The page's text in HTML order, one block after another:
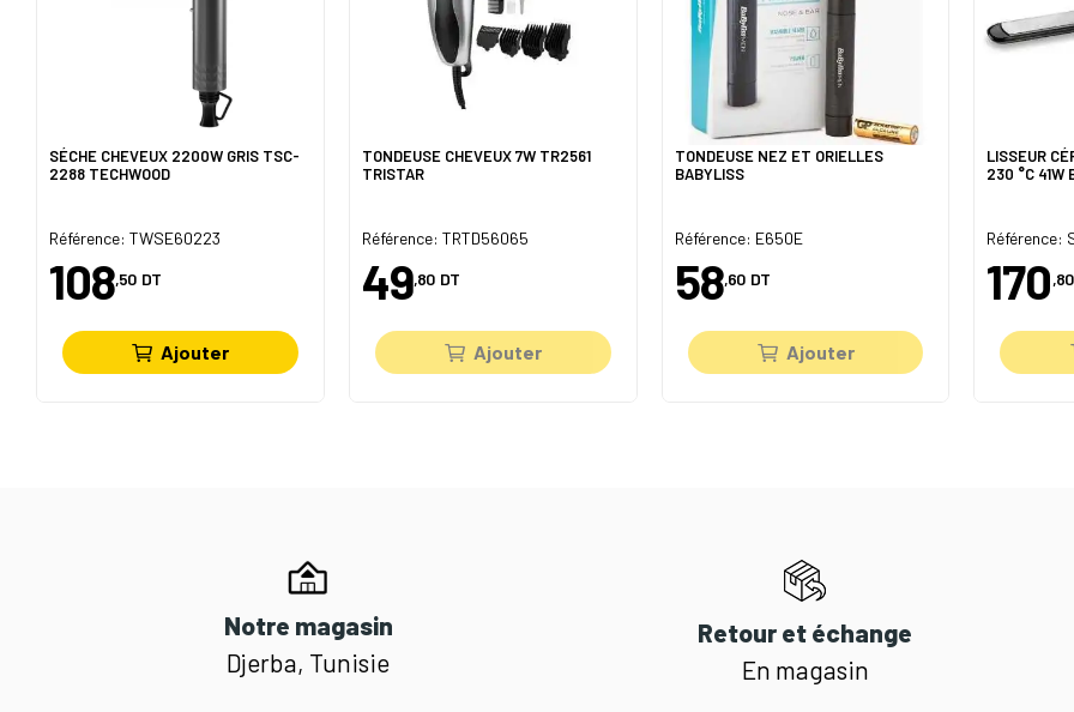
SÉCHE CHEVEUX 2200W GRIS TSC-
2288 TECHWOOD
Référence: TWSE60223
108,50 DT
Ajouter
TONDEUSE CHEVEUX 7W TR2561
TRISTAR
Référence: TRTD56065
49,80 DT
Ajouter
TONDEUSE NEZ ET ORIELLES
BABYLISS
Référence: E650E
58,60 DT
Ajouter
LISSEUR
230 °C 41W
Référence:
170,80
Notre magasin
Djerba, Tunisie
Retour et échange
En magasin